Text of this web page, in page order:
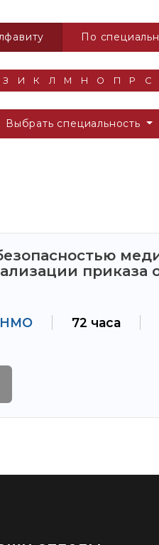
По
З И К Л М Н О П Р С
Выбрать специальность
приказа
НМО 72 часа